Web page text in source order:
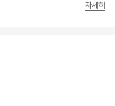
자세히